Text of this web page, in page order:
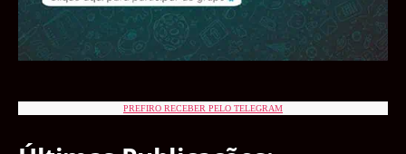
PREFIRO RECEBER PELO TELEGRAM